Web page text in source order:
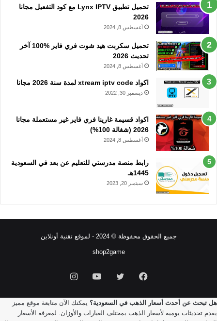
تحميل تطبيق Lynx IPTV مع كود التفعيل مجانا
2026
أغسطس 8, 2024
تحميل سكربت هيد شوت فري فاير %100 آخر
تحديث 2026
أغسطس 8, 2024
اكواد xtream iptv code لمدة سنة 2026 مجانا
ديسمبر 30, 2022
اكواد قسيمة غارينا فري فاير غير مستعملة مجانا
2026 (شغالة 100%)
أغسطس 8, 2024
رابط منصة مدرستي للتعليم عن بعد في السعودية
1445هـ
سبتمبر 20, 2023
جميع الحقوق محفوظة © 2024 - لموقع تقنية أونلاين
shop2game
فيسبوك تويتر يوتيوبانستقرام
هل تبحث عن أحدث أسعار الذهب في السعودية؟ يمكنك الآن متابعة موقع مميز
يقدم تحديثات يومية لأسعار الذهب بمختلف العيارات والأوزان. لمعرفة الأسعار